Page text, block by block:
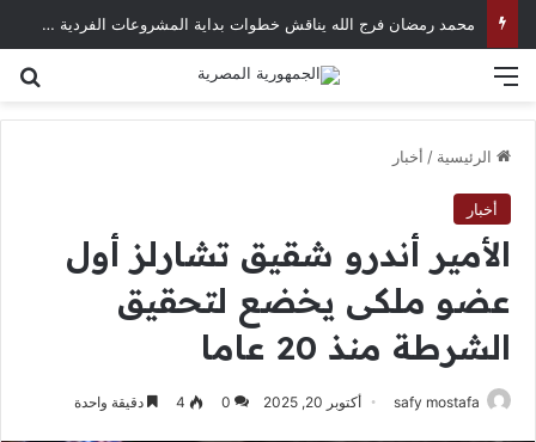
محمد رمضان فرج الله يناقش خطوات بداية المشروعات الفردية في العصر الرقمي
الرئيسية / أخبار
أخبار
الأمير أندرو شقيق تشارلز أول
عضو ملكى يخضع لتحقيق
الشرطة منذ 20 عاما
safy mostafa أكتوبر 20, 2025 0
4 دقيقة واحدة